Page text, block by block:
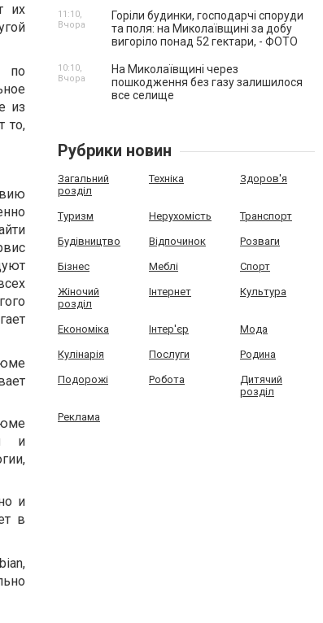
их
по
из
то,
и
и
в
Горіли будинки, господарчі споруди
та поля: на Миколаївщині за добу
вигоріло понад 52 гектари, - ФОТО
11:10,
Вчора
На Миколаївщині через
пошкодження без газу залишилося
все селище
10:10,
Вчора
Рубрики новин
Загальний
розділ
Техніка Здоров'я
Туризм Нерухомість Транспорт
Будівництво Відпочинок Розваги
Бізнес Меблі Спорт
Жіночий
розділ
Інтернет Культура
Економіка Інтер'єр Мода
Кулінарія Послуги Родина
Подорожі Робота
Дитячий
розділ
Реклама